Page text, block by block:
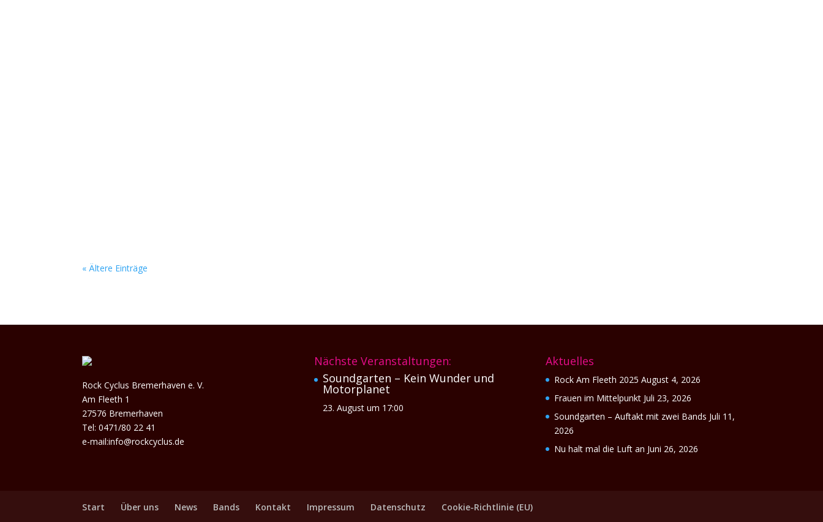
« Ältere Einträge
Rock Cyclus Bremerhaven e. V.
Am Fleeth 1
27576 Bremerhaven
Tel: 0471/80 22 41
e-mail:info@rockcyclus.de
Nächste Veranstaltungen:
Soundgarten – Kein Wunder und
Motorplanet
23. August um 17:00
Aktuelles
Rock Am Fleeth 2025 August 4, 2026
Frauen im Mittelpunkt Juli 23, 2026
Soundgarten – Auftakt mit zwei Bands Juli 11,
2026
Nu halt mal die Luft an Juni 26, 2026
Start Über uns News Bands Kontakt Impressum Datenschutz Cookie-Richtlinie (EU)